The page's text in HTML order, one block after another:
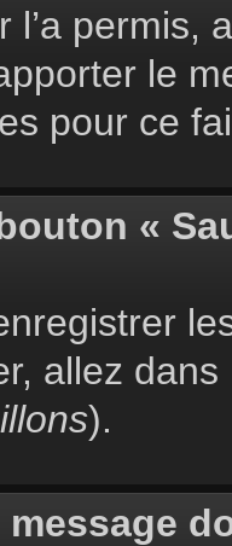
l’a
le
pour ce
«
allez
).